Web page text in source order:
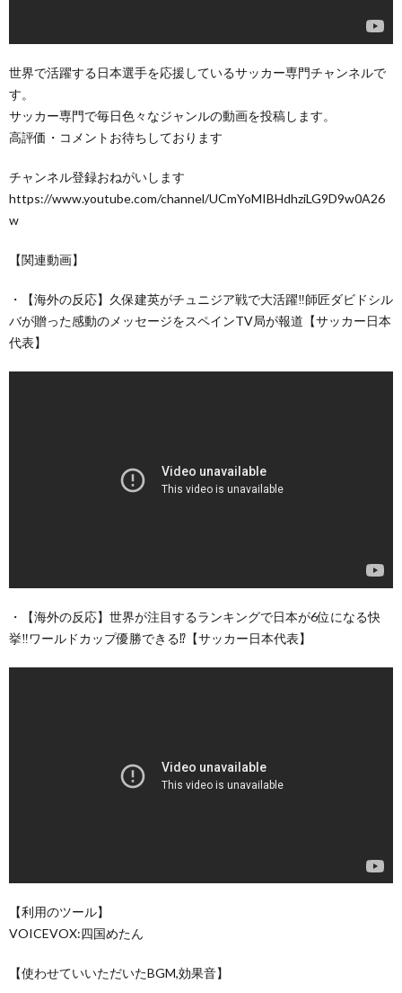
世界で活躍する日本選手を応援しているサッカー専門チャンネルで
す。
サッカー専門で毎日色々なジャンルの動画を投稿します。
高評価・コメントお待ちしております
チャンネル登録おねがいします
https://www.youtube.com/channel/UCmYoMIBHdhziLG9D9w0A26
w
【関連動画】
・【海外の反応】久保建英がチュニジア戦で大活躍‼師匠ダビドシル
バが贈った感動のメッセージをスペインTV局が報道【サッカー日本
代表】
・【海外の反応】世界が注目するランキングで日本が6位になる快
挙‼ワールドカップ優勝できる⁉【サッカー日本代表】
【利用のツール】
VOICEVOX:四国めたん
【使わせていいただいたBGM,効果音】